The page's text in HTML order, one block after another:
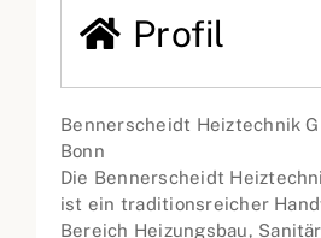
Profil
Bennerscheidt Heiztechnik
Bonn
Die Bennerscheidt
ist ein traditionsreicher
Bereich Heizungsbau,